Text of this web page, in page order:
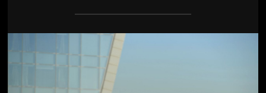
Jön még kép!